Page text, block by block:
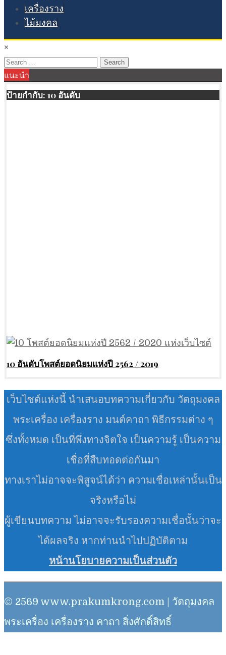
เครื่องราง
ไม้มงคล
×
Search
for:
แนะนำ
ป้ายกำกับ: 10 อันดับ
10 อันดับโพสต์ยอดนิยมแห่งปี 2562 / 2019
เว็บไซต์แห่งนี้ นำเสนอบทความเกี่ยวกับ วัตถุมงคล
พระเครื่อง เครื่องราง มนต์คาถา พิธีกรรมต่าง ๆ
ซึ่งทั้งหมด เป็นที่พึ่งทางจิตใจ เป็นความรู้ เป็นความ
เชื่อที่สืบทอดต่อกันมา
ทางเราไม่อาจจะพิสูจน์ได้ว่า ความเชื่อเหล่านั้นเป็น
จริงหรือไม่
ผู้เขียนบทความ ไม่อาจจะรับรองความเชื่อนั้นว่าจะ
ได้ผลจริง หากท่านนำไปปฏิบัติตาม
หน้านโยบายความเป็นส่วนตัว
© 2569 www.prakumkrong.com | วัตถุมงคล
พระเครื่อง เครื่องราง คาถา สิ่งศักดิ์สิทธิ์